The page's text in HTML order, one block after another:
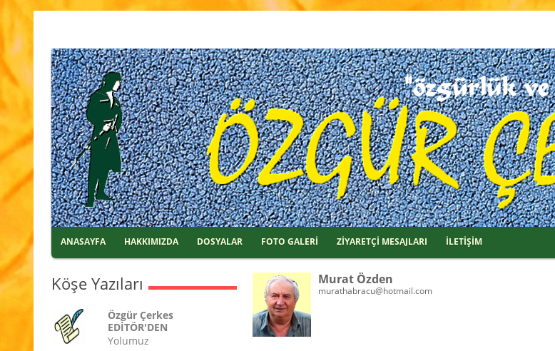
ANASAYFA HAKKIMIZDA DOSYALAR FOTO GALERİ ZİYARETÇİ MESAJLARI İLETİŞİM
Köşe Yazıları
Özgür Çerkes
EDİTÖR'DEN
Yolumuz
Murat Özden
murathabracu@hotmail.com